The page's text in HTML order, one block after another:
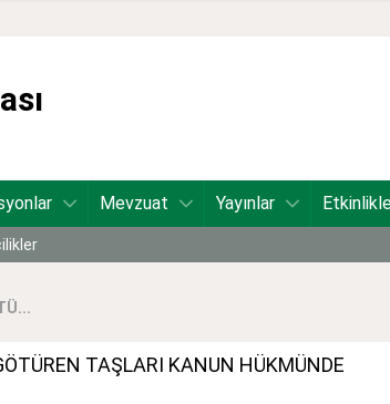
Mevzuat Yayınlar
TAŞLARI KANUN HÜKMÜNDE